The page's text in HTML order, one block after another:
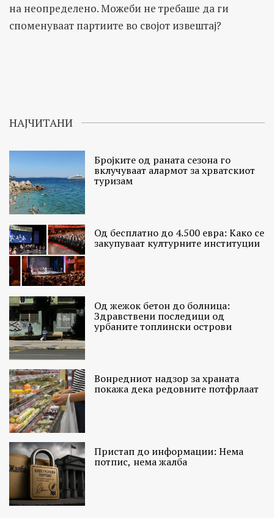
на неопределено. Можеби не требаше да ги
споменуваат партиите во својот извештај?
НАЈЧИТАНИ
Бројките од раната сезона го
вклучуваат алармот за хрватскиот
туризам
Од бесплатно до 4.500 евра: Како се
закупуваат културните институции
Од жежок бетон до болница:
Здравствени последици од
урбаните топлински острови
Вонредниот надзор за храната
покажа дека редовните потфрлаат
Пристап до информации: Нема
потпис, нема жалба